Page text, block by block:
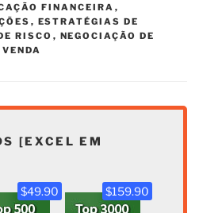
FINANCEIRA ,
, ESTRATÉGIAS DE
RISCO , NEGOCIAÇÃO DE
[EXCEL EM
$49.90 $159.90